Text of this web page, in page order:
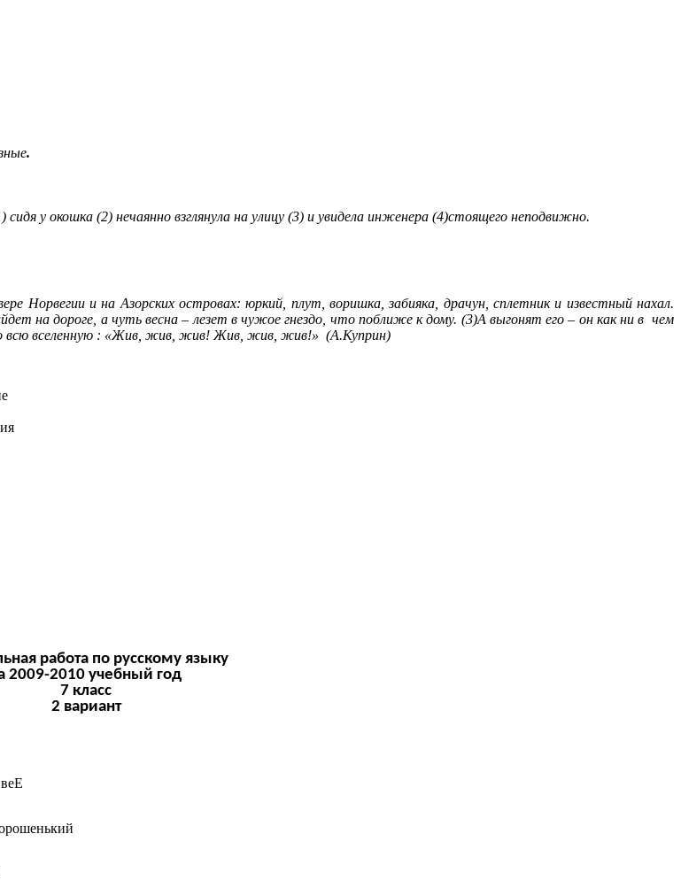
.
у окошка (2) нечаянно взглянула на улицу (3) и увидела инженера (4)стоящего неподвижно.
Норвегии и на Азорских островах: юркий, плут, воришка, забияка, драчун, сплетник и известный нахал.
на дороге, а чуть весна – лезет в чужое гнездо, что поближе к дому. (3)А выгонят его – он как ни в чем
всю вселенную : «Жив, жив, жив! Жив, жив, жив!» (А.Куприн)
работа по русскому языку
2009-2010 учебный год
7 класс
2 вариант